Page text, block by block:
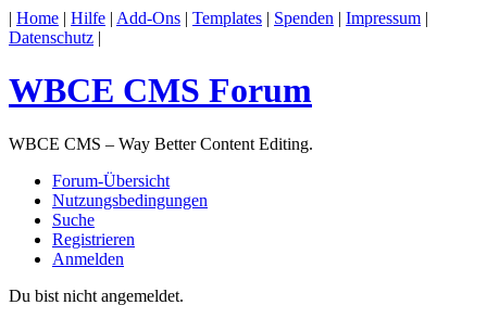
| Home | Hilfe | Add-Ons | Templates | Spenden | Impressum |
Datenschutz |
WBCE CMS Forum
WBCE CMS – Way Better Content Editing.
Forum-Übersicht
Nutzungsbedingungen
Suche
Registrieren
Anmelden
Du bist nicht angemeldet.